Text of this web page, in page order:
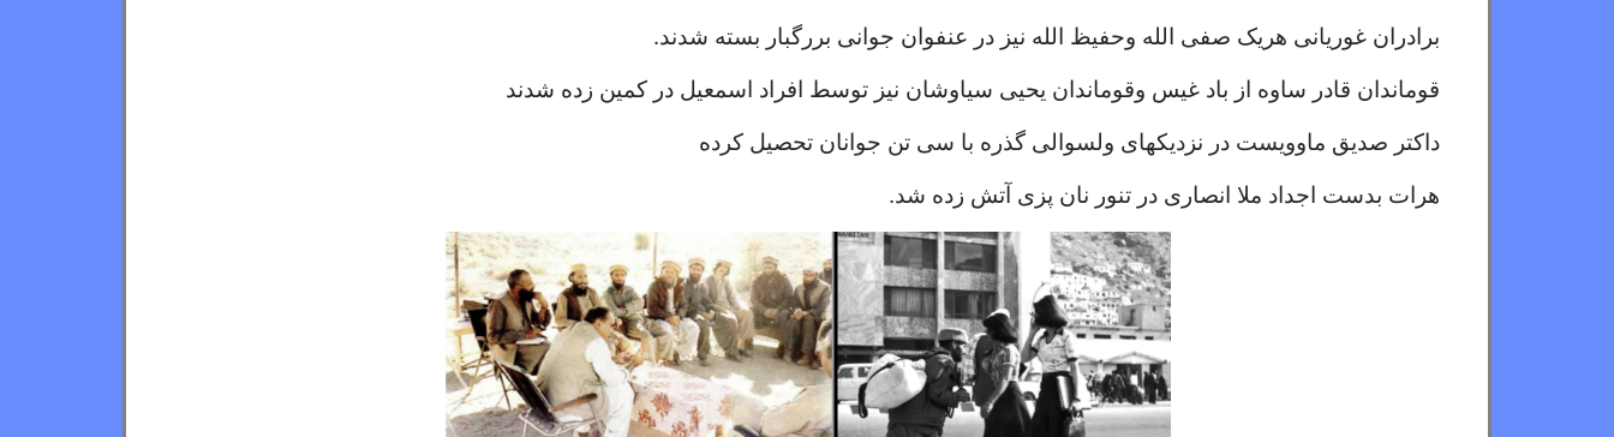
برادران غوریانی هریک صفی الله وحفیظ الله نیز در عنفوان جوانی بررگبار بسته شدند.
قوماندان قادر ساوه از باد غیس وقوماندان یحیی سیاوشان نیز توسط افراد اسمعیل در کمین زده شدند
داکتر صدیق ماوویست در نزدیکهای ولسوالی گذره با سی تن جوانان تحصیل کرده
هرات بدست اجداد ملا انصاری در تنور نان پزی آتش زده شد.